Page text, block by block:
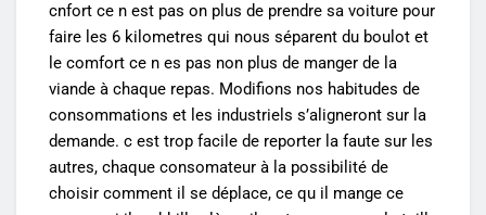
cnfort ce n est pas on plus de prendre sa voiture pour
faire les 6 kilometres qui nous séparent du boulot et
le comfort ce n es pas non plus de manger de la
viande à chaque repas. Modifions nos habitudes de
consommations et les industriels s’aligneront sur la
demande. c est trop facile de reporter la faute sur les
autres, chaque consomateur à la possibilité de
choisir comment il se déplace, ce qu il mange ce